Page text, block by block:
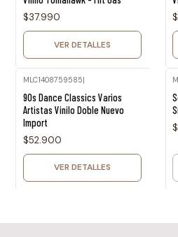
$37.990
VER DETALLES
MLC1408759585|
90s Dance Classics Varios
Artistas Vinilo Doble Nuevo
Import
$52.900
VER DETALLES